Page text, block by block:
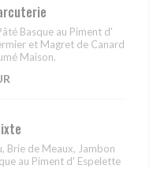
Basque au Piment d'
et Magret de Canard
Maison.
Brie de Meaux, Jambon
au Piment d' Espelette